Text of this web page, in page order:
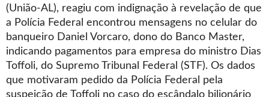
(União-AL), reagiu com indignação à revelação de que
a Polícia Federal encontrou mensagens no celular do
banqueiro Daniel Vorcaro, dono do Banco Master,
indicando pagamentos para empresa do ministro Dias
Toffoli, do Supremo Tribunal Federal (STF). Os dados
que motivaram pedido da Polícia Federal pela
suspeição de Toffoli no caso do escândalo bilionário